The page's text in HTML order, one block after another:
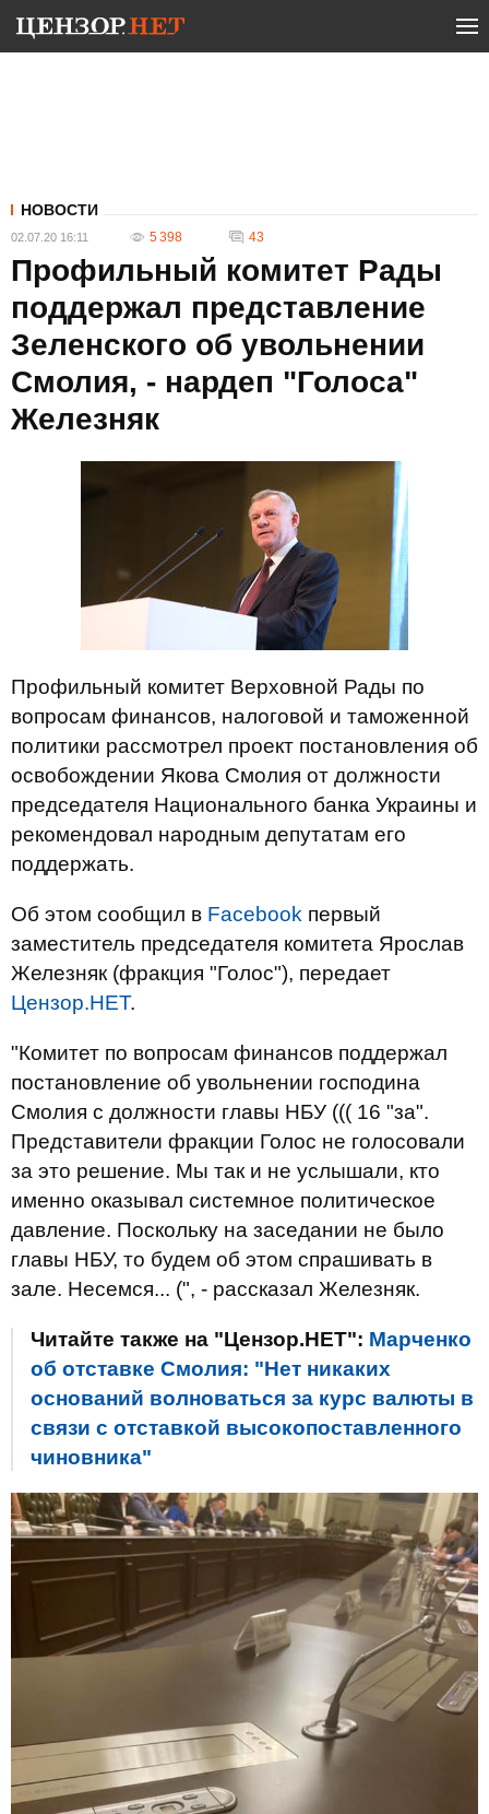
НОВОСТИ
02.07.20 16:11 5 398 43
Профильный комитет Рады
поддержал представление
Зеленского об увольнении
Смолия, - нардеп "Голоса"
Железняк
Профильный комитет Верховной Рады по
вопросам финансов, налоговой и таможенной
политики рассмотрел проект постановления об
освобождении Якова Смолия от должности
председателя Национального банка Украины и
рекомендовал народным депутатам его
поддержать.
Об этом сообщил в Facebook первый
заместитель председателя комитета Ярослав
Железняк (фракция "Голос"), передает
Цензор.НЕТ.
"Комитет по вопросам финансов поддержал
постановление об увольнении господина
Смолия с должности главы НБУ ((( 16 "за".
Представители фракции Голос не голосовали
за это решение. Мы так и не услышали, кто
именно оказывал системное политическое
давление. Поскольку на заседании не было
главы НБУ, то будем об этом спрашивать в
зале. Несемся... (", - рассказал Железняк.
Читайте также на "Цензор.НЕТ": Марченко
об отставке Смолия: "Нет никаких
оснований волноваться за курс валюты в
связи с отставкой высокопоставленного
чиновника"